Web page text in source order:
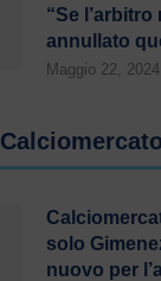
“Se
annullato
Maggio 22, 2024
solo
nuovo per